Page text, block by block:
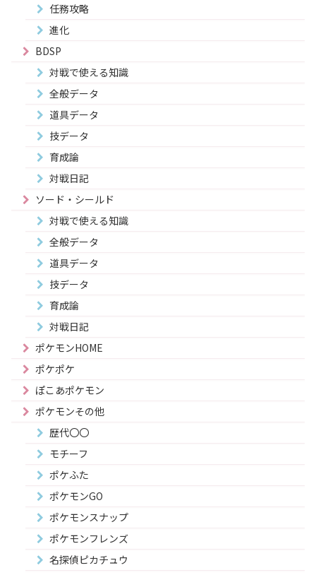
任務攻略
進化
BDSP
対戦で使える知識
全般データ
道具データ
技データ
育成論
対戦日記
ソード・シールド
対戦で使える知識
全般データ
道具データ
技データ
育成論
対戦日記
ポケモンHOME
ポケポケ
ぽこあポケモン
ポケモンその他
歴代〇〇
モチーフ
ポケふた
ポケモンGO
ポケモンスナップ
ポケモンフレンズ
名探偵ピカチュウ